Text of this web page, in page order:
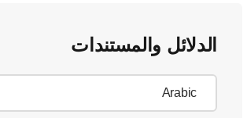
الدلائل والمستندات